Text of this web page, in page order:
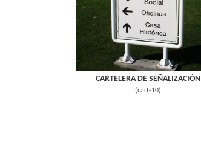
CARTELERA DE SEÑALIZACIÓN
(cart-10)